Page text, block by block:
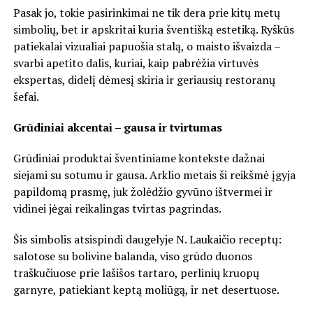
Pasak jo, tokie pasirinkimai ne tik dera prie kitų metų
simbolių, bet ir apskritai kuria šventišką estetiką. Ryškūs
patiekalai vizualiai papuošia stalą, o maisto išvaizda –
svarbi apetito dalis, kuriai, kaip pabrėžia virtuvės
ekspertas, didelį dėmesį skiria ir geriausių restoranų
šefai.
Grūdiniai akcentai – gausa ir tvirtumas
Grūdiniai produktai šventiniame kontekste dažnai
siejami su sotumu ir gausa. Arklio metais ši reikšmė įgyja
papildomą prasmę, juk žolėdžio gyvūno ištvermei ir
vidinei jėgai reikalingas tvirtas pagrindas.
Šis simbolis atsispindi daugelyje N. Laukaičio receptų:
salotose su bolivine balanda, viso grūdo duonos
traškučiuose prie lašišos tartaro, perlinių kruopų
garnyre, patiekiant keptą moliūgą, ir net desertuose.